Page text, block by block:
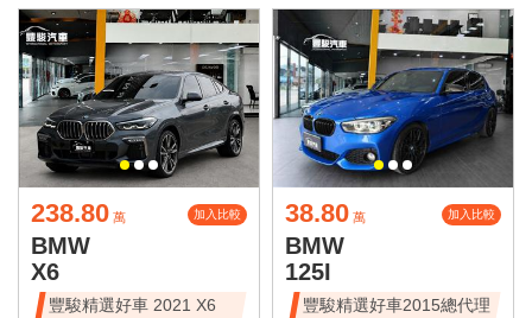
238.80 萬 加入比較
BMW
X6
豐駿精選好車 2021 X6
38.80 萬 加入比較
BMW
125I
豐駿精選好車2015總代理